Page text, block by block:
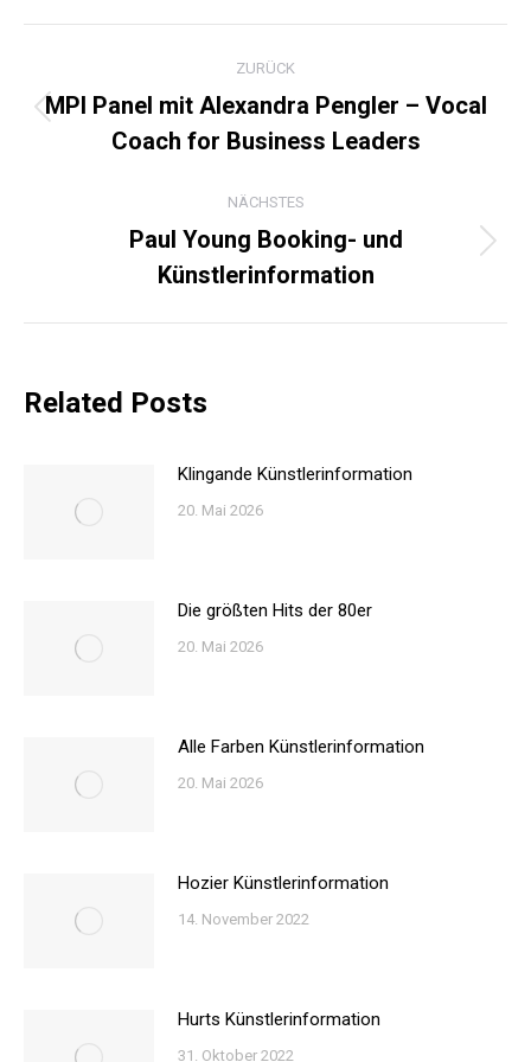
ZURÜCK
Beitrag:
MPI Panel mit Alexandra Pengler – Vocal
Coach for Business Leaders
NÄCHSTES
Nächster
Beitrag:
Paul Young Booking- und
Künstlerinformation
Related Posts
Klingande Künstlerinformation
20. Mai 2026
Die größten Hits der 80er
20. Mai 2026
Alle Farben Künstlerinformation
20. Mai 2026
Hozier Künstlerinformation
14. November 2022
Hurts Künstlerinformation
31. Oktober 2022